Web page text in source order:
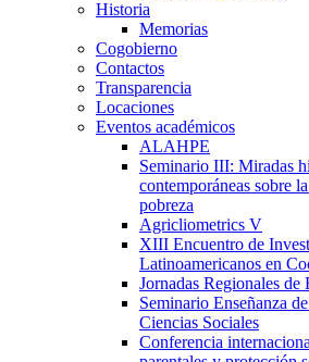
Historia
Memorias
Cogobierno
Contactos
Transparencia
Locaciones
Eventos académicos
ALAHPE
Seminario III: Miradas
contemporáneas sobre
pobreza
Agricliometrics V
XIII Encuentro de
Latinoamericanos en
Jornadas Regionales de
Seminario Enseñanza
Ciencias Sociales
Conferencia